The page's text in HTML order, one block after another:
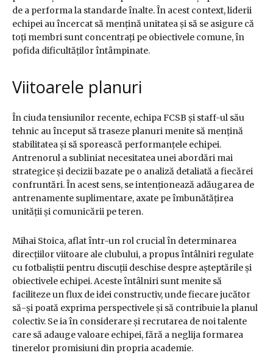
de a performa la standarde înalte. În acest context, liderii
echipei au încercat să mențină unitatea și să se asigure că
toți membri sunt concentrați pe obiectivele comune, în
pofida dificultăților întâmpinate.
Viitoarele planuri
În ciuda tensiunilor recente, echipa FCSB și staff-ul său
tehnic au început să traseze planuri menite să mențină
stabilitatea și să sporească performanțele echipei.
Antrenorul a subliniat necesitatea unei abordări mai
strategice și decizii bazate pe o analiză detaliată a fiecărei
confruntări. În acest sens, se intenționează adăugarea de
antrenamente suplimentare, axate pe îmbunătățirea
unității și comunicării pe teren.
Mihai Stoica, aflat într-un rol crucial în determinarea
direcțiilor viitoare ale clubului, a propus întâlniri regulate
cu fotbaliștii pentru discuții deschise despre așteptările și
obiectivele echipei. Aceste întâlniri sunt menite să
faciliteze un flux de idei constructiv, unde fiecare jucător
să-și poată exprima perspectivele și să contribuie la planul
colectiv. Se ia în considerare și recrutarea de noi talente
care să adauge valoare echipei, fără a neglija formarea
tinerelor promisiuni din propria academie.